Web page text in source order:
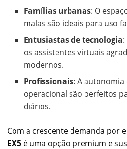
Famílias urbanas: O
malas são ideais para uso
Entusiastas de tecnologia
os assistentes virtuais
modernos.
Profissionais: A autonomia
operacional são perfeitos
diários.
Com a crescente demanda por
EX5 é uma opção premium e